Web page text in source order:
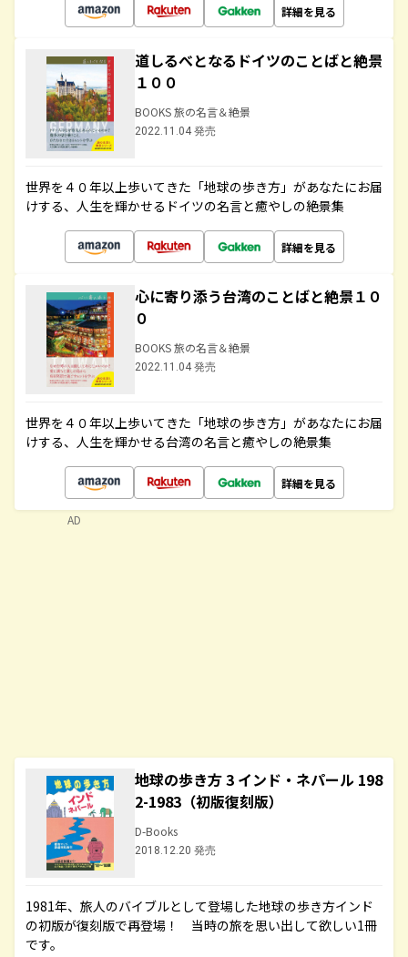
詳細を見る
道しるべとなるドイツのことばと絶景
１００
BOOKS 旅の名言＆絶景
2022.11.04 発売
世界を４０年以上歩いてきた「地球の歩き方」があなたにお届
けする、人生を輝かせるドイツの名言と癒やしの絶景集
詳細を見る
心に寄り添う台湾のことばと絶景１０
０
BOOKS 旅の名言＆絶景
2022.11.04 発売
世界を４０年以上歩いてきた「地球の歩き方」があなたにお届
けする、人生を輝かせる台湾の名言と癒やしの絶景集
詳細を見る
地球の歩き方 3 インド・ネパール 198
2-1983（初版復刻版）
D-Books
2018.12.20 発売
1981年、旅人のバイブルとして登場した地球の歩き方インド
の初版が復刻版で再登場！ 当時の旅を思い出して欲しい1冊
です。
AD